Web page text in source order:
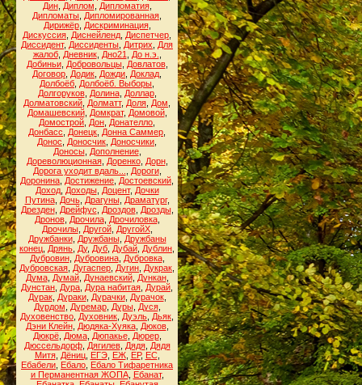
Дин, Диплом Дипломатия,
Дипломаты Дипломированная
Дирижёр, Дискриминация,
Дискуссия Диснейленд Диспетчер
Диссидент, Диссиденты Дитрих
Для
жалоб, Дневник, Дно21 До н.э.
Добиньи, Добровольцы, Довлатов,
Договор Додик Дожди Доклад
Долбоёб Долбоёб. Выборы
Долгоруков, Долина, Доллар,
Долматовский Долматт, Доля Дом
Домашевский, Домкрат, Домовой,
Домострой Дон Донателло
Донбасс
Донецк Донна Саммер
Донос
Доносчик Доносчики
Доносы, Дополнение,
Дореволюционная, Доренко, Дорн,
Дорога уходит вдаль...
Дороги,
Доронина Достижение Достоевский
Доход, Доходы, Доцент, Дочки
Путина, Дочь, Драгуны, Драматург,
Дрезден, Дрейфус Дроздов, Дрозды,
Дронов, Дрочила, Дрочиловка,
Дрочилы, Другой, ДругойХ,
Дружбанки, Дружбаны, Дружбаны
конец Дрянь Ду, Дуб Дубай Дублин
Дубровин, Дубровина, Дубровка,
Дубровская Дугаспер Дугин Дукрак
Дума, Думай, Дунаевский, Дункан,
Дунстан Дура Дура набитая Дурай
Дурак, Дураки, Дурачки, Дурачок,
Дурдом
Дуремар, Дуры, Дуся,
Духовенство Духовник Дуэль Дьяк
Дэни Клейн, Дюдяка-Хуяка, Дюков,
Дюкрё, Дюма, Дюпакье, Дюрер,
Дюссельдорф, Дягилев, Дядя, Дядя
Митя, Дёниц, ЕГЭ, ЕЖ, ЕР, ЕС,
Ебабели Ебало Ебало Тифаретника
и Перманентная ЖОПА, Ебанат,